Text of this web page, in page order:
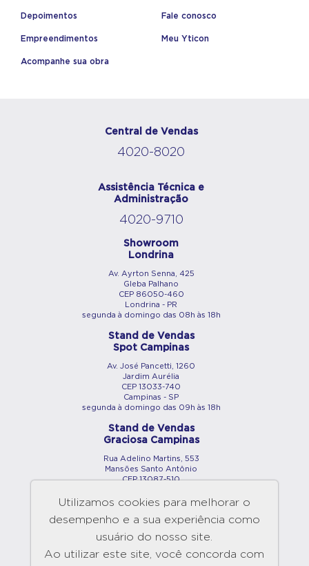
Utilizamos cookies para melhorar o
desempenho e a sua experiência como
usuário do nosso site.
Ao utilizar este site, você concorda com
Depoimentos
Empreendimentos
Acompanhe sua obra
Fale conosco
Meu Yticon
Central de Vendas
4020-8020
Assistência Técnica e
Administração
4020-9710
Showroom
Londrina
Av. Ayrton Senna, 425
Gleba Palhano
CEP 86050-460
Londrina - PR
segunda à domingo das 08h às 18h
Stand de Vendas
Spot Campinas
Av. José Pancetti, 1260
Jardim Aurélia
CEP 13033-740
Campinas - SP
segunda à domingo das 09h às 18h
Stand de Vendas
Graciosa Campinas
Rua Adelino Martins, 553
Mansões Santo Antônio
CEP 13087-510
segunda à domingo das 09h às 18h
Showroom
Maringá
Av. São Paulo, 2890
Vila Bosque